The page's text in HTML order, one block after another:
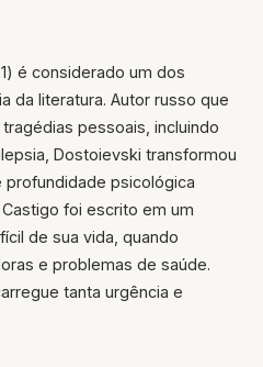
é considerado um dos
da literatura. Autor russo que
pessoais, incluindo
Dostoievski transformou
psicológica
foi escrito em um
de sua vida, quando
e problemas de saúde.
tanta urgência e